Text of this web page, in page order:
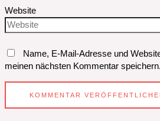
Website
Name, E-Mail-Adresse und
meinen nächsten Kommentar speichern.